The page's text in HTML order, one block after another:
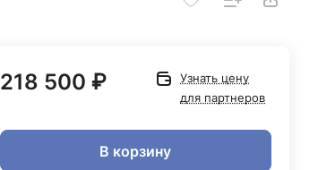
218 500 ₽
Узнать цену
для партнеров
В корзину